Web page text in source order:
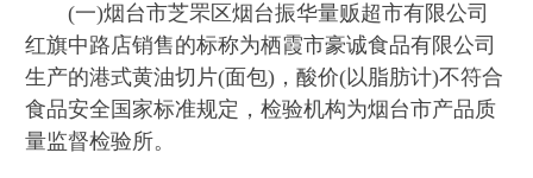
(一)烟台市芝罘区烟台振华量贩超市有限公司
红旗中路店销售的标称为栖霞市豪诚食品有限公司
生产的港式黄油切片(面包)，酸价(以脂肪计)不符合
食品安全国家标准规定，检验机构为烟台市产品质
量监督检验所。